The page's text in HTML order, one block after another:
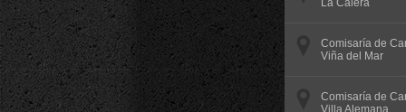
La Calera
Comisaría de
Viña del Mar
Comisaría de
Villa Alemana